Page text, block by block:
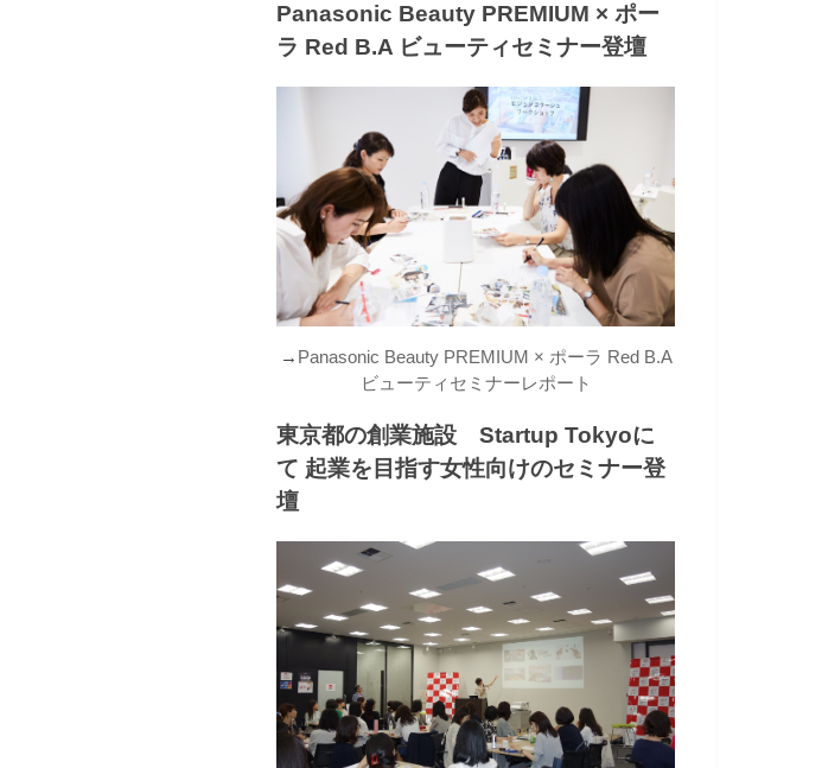
Panasonic Beauty PREMIUM × ポー
ラ Red B.A ビューティセミナー登壇
→ Panasonic Beauty PREMIUM × ポーラ Red B.A
ビューティセミナーレポート
東京都の創業施設 Startup Tokyoに
て 起業を目指す女性向けのセミナー登
壇